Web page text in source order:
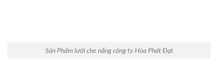
Sản Phẩm lưới che nắng công ty Hòa Phát Đạt